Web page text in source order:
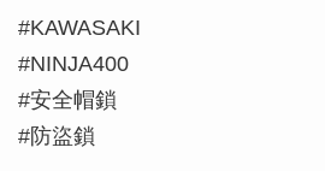
#KAWASAKI
#NINJA400
#安全帽鎖
#防盜鎖